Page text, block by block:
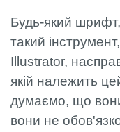
Будь-який
такий
Illustrator,
якій належить
думаємо, що
вони не